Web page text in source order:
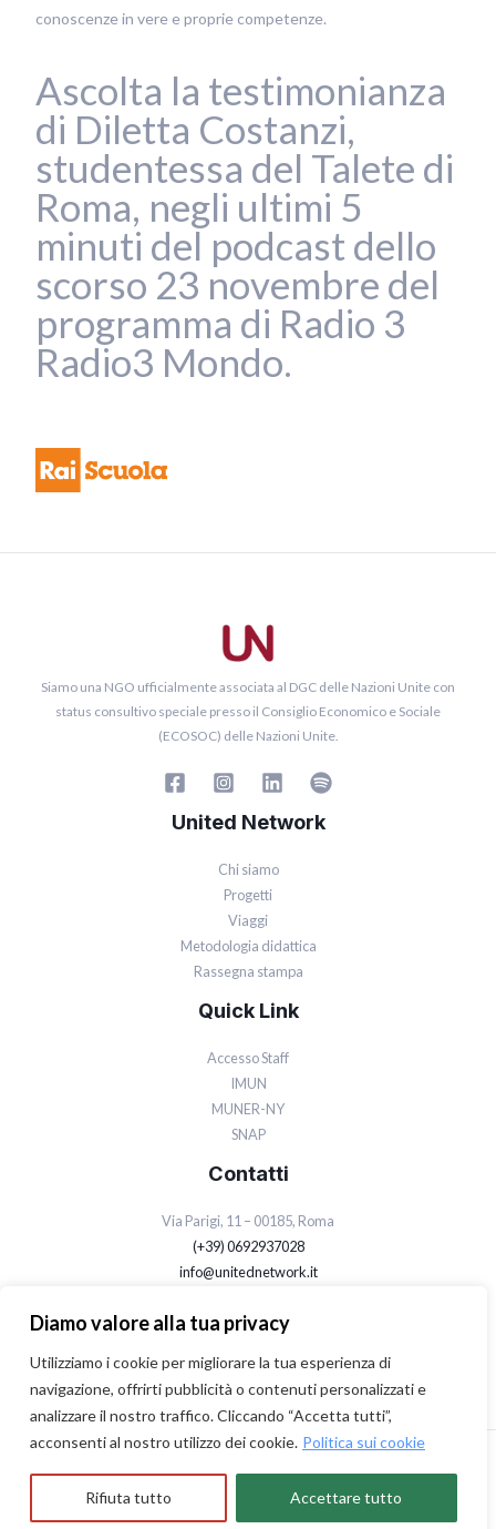
Diamo valore alla tua privacy
Utilizziamo i cookie per migliorare la tua esperienza di
navigazione, offrirti pubblicità o contenuti personalizzati e
analizzare il nostro traffico. Cliccando “Accetta tutti”,
acconsenti al nostro utilizzo dei cookie. Politica sui cookie
Rifiuta tutto Accettare tutto
conoscenze in vere e proprie competenze.
Ascolta la testimonianza
di Diletta Costanzi,
studentessa del Talete di
Roma, negli ultimi 5
minuti del podcast dello
scorso 23 novembre del
programma di Radio 3
Radio3 Mondo.
Siamo una NGO ufficialmente associata al DGC delle Nazioni Unite con
status consultivo speciale presso il Consiglio Economico e Sociale
(ECOSOC) delle Nazioni Unite.
United Network
Chi siamo
Progetti
Viaggi
Metodologia didattica
Rassegna stampa
Quick Link
Accesso Staff
IMUN
MUNER-NY
SNAP
Contatti
Via Parigi, 11 – 00185, Roma
(+39) 0692937028
info@unitednetwork.it
Privacy Policy
Cookie Policy